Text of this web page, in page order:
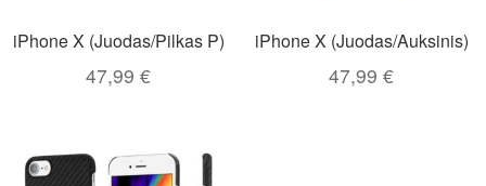
iPhone X (Juodas/Pilkas P)
47,99€
iPhone X (Juodas/Auksinis)
47,99€